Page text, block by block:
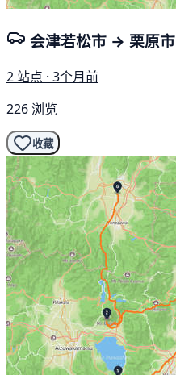
会津若松市 → 栗原市
2 站点 · 3个月前
226 浏览
收藏